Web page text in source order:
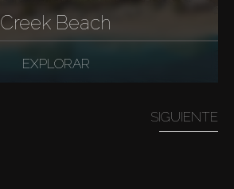
Creek Beach
EXPLORAR
SIGUIENTE